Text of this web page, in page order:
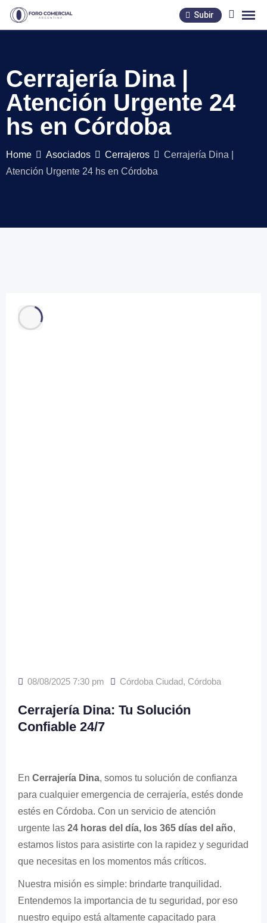
Skip
Subir
Cerrajería Dina |
Atención Urgente 24
hs en Córdoba
Home Asociados Cerrajeros
Cerrajería Dina |
Atención Urgente 24 hs en Córdoba
08/08/2025 7:30 pm Córdoba Ciudad, Córdoba
Cerrajería Dina: Tu Solución
Confiable 24/7
En Cerrajería Dina, somos tu solución de confianza
para cualquier emergencia de cerrajería, estés donde
estés en Córdoba. Con un servicio de atención
urgente las 24 horas del día, los 365 días del año,
estamos listos para asistirte con la rapidez y seguridad
que necesitas en los momentos más críticos.
Nuestra misión es simple: brindarte tranquilidad.
Entendemos la importancia de tu seguridad, por eso
nuestro equipo está altamente capacitado para